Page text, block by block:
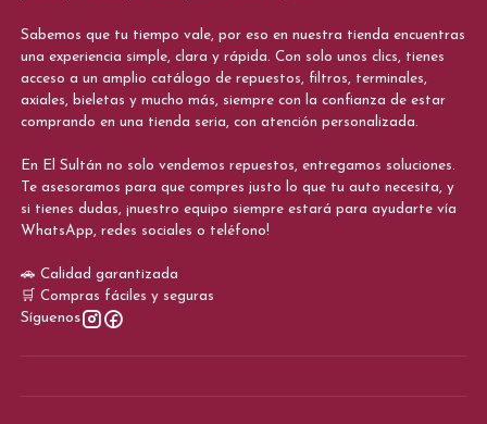
Sabemos que tu tiempo vale, por eso en nuestra tienda encuentras
una experiencia simple, clara y rápida. Con solo unos clics, tienes
acceso a un amplio catálogo de repuestos, filtros, terminales,
axiales, bieletas y mucho más, siempre con la confianza de estar
comprando en una tienda seria, con atención personalizada.
En El Sultán no solo vendemos repuestos, entregamos soluciones.
Te asesoramos para que compres justo lo que tu auto necesita, y
si tienes dudas, ¡nuestro equipo siempre estará para ayudarte vía
WhatsApp, redes sociales o teléfono!
🚗 Calidad garantizada
🛒 Compras fáciles y seguras
Síguenos